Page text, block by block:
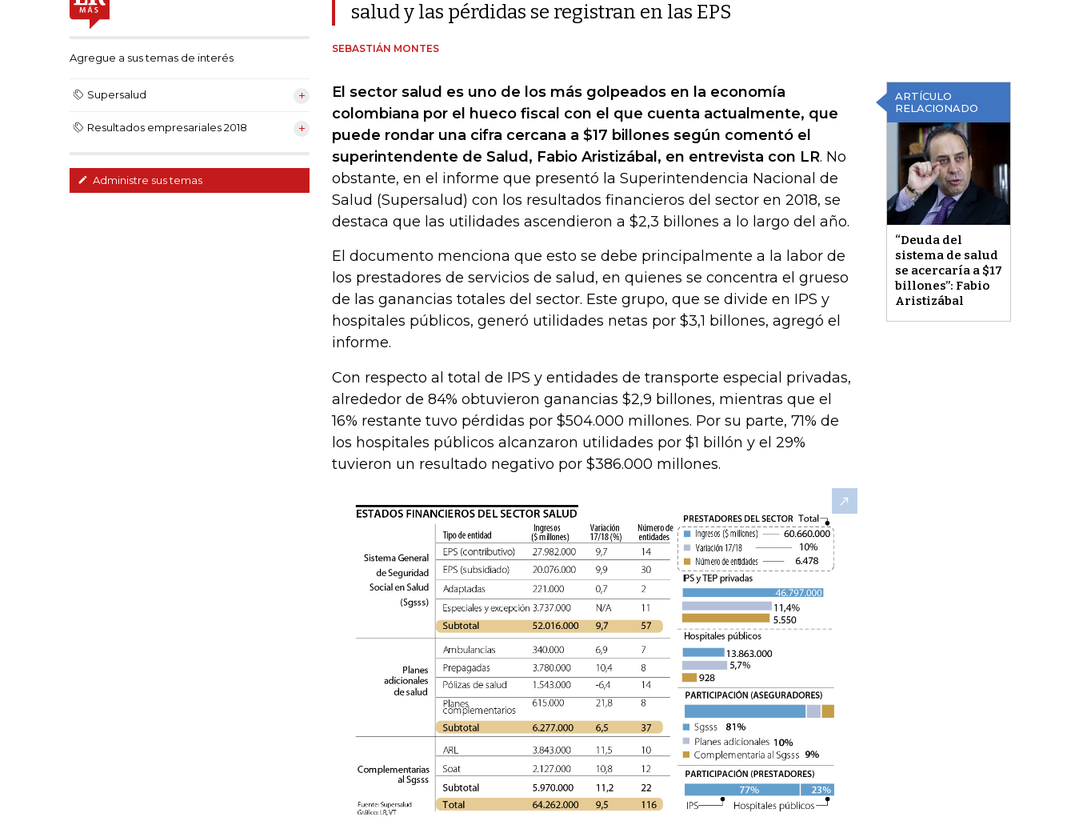
Agregue a sus temas de interés
Supersalud
Resultados empresariales 2018
Administre sus temas
salud y las pérdidas se registran en las EPS
SEBASTIÁN MONTES
ARTÍCULO
RELACIONADO
“Deuda del
sistema de salud
se acercaría a $17
billones”: Fabio
Aristizábal
El sector salud es uno de los más golpeados en la economía
colombiana por el hueco fiscal con el que cuenta actualmente, que
puede rondar una cifra cercana a $17 billones según comentó el
superintendente de Salud, Fabio Aristizábal, en entrevista con LR. No
obstante, en el informe que presentó la Superintendencia Nacional de
Salud (Supersalud) con los resultados financieros del sector en 2018, se
destaca que las utilidades ascendieron a $2,3 billones a lo largo del año.
El documento menciona que esto se debe principalmente a la labor de
los prestadores de servicios de salud, en quienes se concentra el grueso
de las ganancias totales del sector. Este grupo, que se divide en IPS y
hospitales públicos, generó utilidades netas por $3,1 billones, agregó el
informe.
Con respecto al total de IPS y entidades de transporte especial privadas,
alrededor de 84% obtuvieron ganancias $2,9 billones, mientras que el
16% restante tuvo pérdidas por $504.000 millones. Por su parte, 71% de
los hospitales públicos alcanzaron utilidades por $1 billón y el 29%
tuvieron un resultado negativo por $386.000 millones.